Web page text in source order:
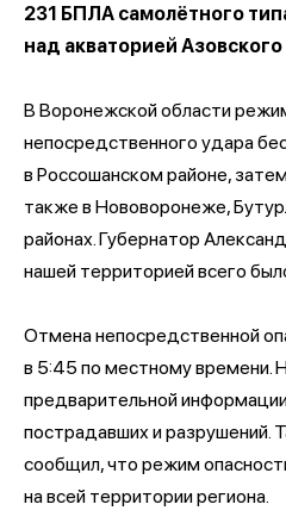
231 БПЛА самолётного
над акваторией
В Воронежской области
непосредственного удара
в Россошанском районе,
также в Нововоронеже,
районах. Губернатор
нашей территорией всего
Отмена непосредственной
в 5:45 по местному времени.
предварительной
пострадавших и разрушений.
сообщил, что режим
на всей территории региона.